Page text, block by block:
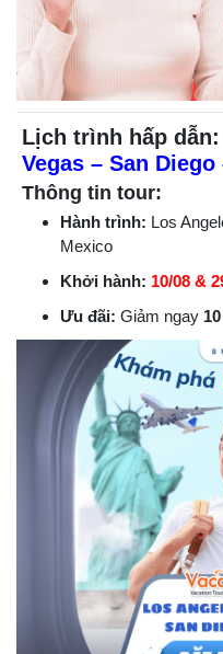
Lịch trình hấp dẫn:
Vegas – San
Thông tin tour:
Hành trình: Los
Mexico
Khởi hành: 10/08 &
Ưu đãi: Giảm ngay